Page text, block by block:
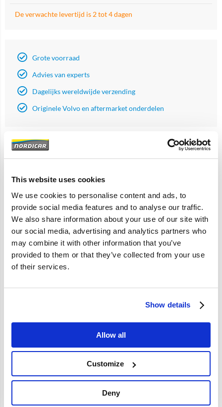
This website uses cookies
We use cookies to personalise content and ads, to
provide social media features and to analyse our traffic.
We also share information about your use of our site with
our social media, advertising and analytics partners who
may combine it with other information that you’ve
provided to them or that they’ve collected from your use
of their services.
Show details
Allow all
Customize
Deny
De verwachte levertijd is 2 tot 4 dagen
Grote voorraad
Advies van experts
Dagelijks wereldwijde verzending
Originele Volvo en aftermarket onderdelen
Artikelomschrijving
XC90 chassisnummer -435719
Specificaties
Merk Meyle
30776323